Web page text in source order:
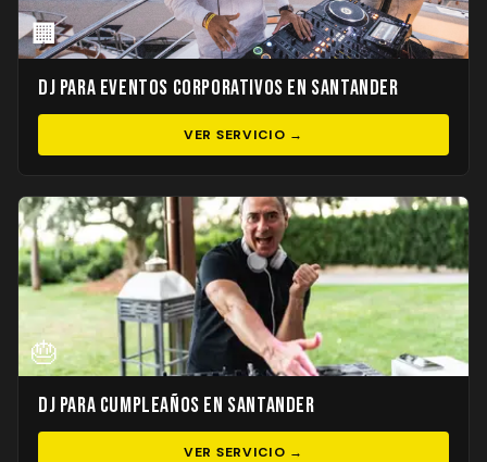
🏢
DJ para Eventos Corporativos en Santander
VER SERVICIO →
🎂
DJ para Cumpleaños en Santander
VER SERVICIO →